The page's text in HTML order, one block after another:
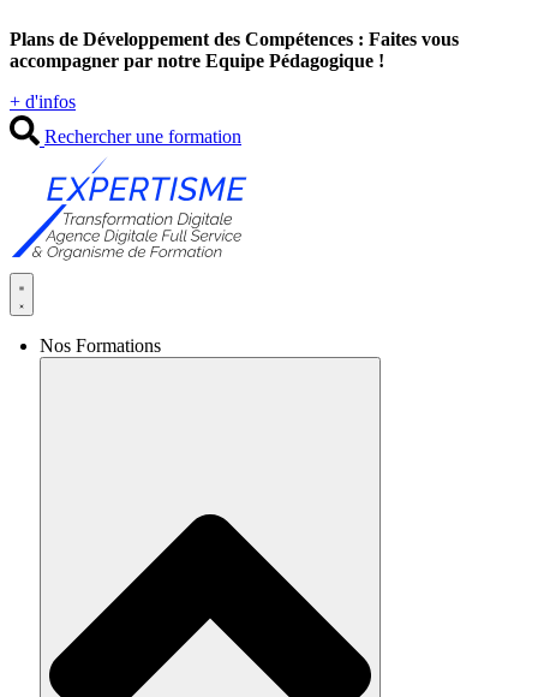
au
contenu
Plans de Développement des Compétences : Faites vous
accompagner par notre Equipe Pédagogique !
+ d'infos
Rechercher une formation
Nos Formations